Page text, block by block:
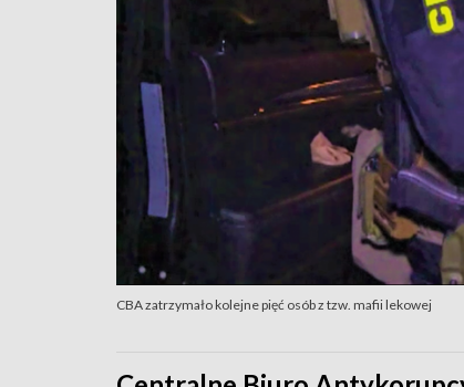
CBA zatrzymało kolejne pięć osób z tzw. mafii lekowej